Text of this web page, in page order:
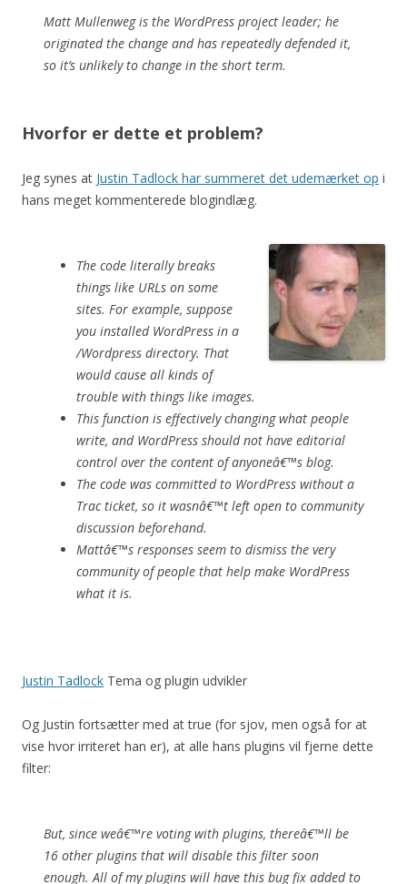
Matt Mullenweg is the WordPress project leader; he
originated the change and has repeatedly defended it,
so it’s unlikely to change in the short term.
Hvorfor er dette et problem?
Jeg synes at Justin Tadlock har summeret det udemærket op i
hans meget kommenterede blogindlæg.
The code literally breaks
things like URLs on some
sites. For example, suppose
you installed WordPress in a
/Wordpress directory. That
would cause all kinds of
trouble with things like images.
This function is effectively changing what people
write, and WordPress should not have editorial
control over the content of anyoneâ€™s blog.
The code was committed to WordPress without a
Trac ticket, so it wasnâ€™t left open to community
discussion beforehand.
Mattâ€™s responses seem to dismiss the very
community of people that help make WordPress
what it is.
Justin Tadlock Tema og plugin udvikler
Og Justin fortsætter med at true (for sjov, men også for at
vise hvor irriteret han er), at alle hans plugins vil fjerne dette
filter:
But, since weâ€™re voting with plugins, thereâ€™ll be
16 other plugins that will disable this filter soon
enough. All of my plugins will have this bug fix added to